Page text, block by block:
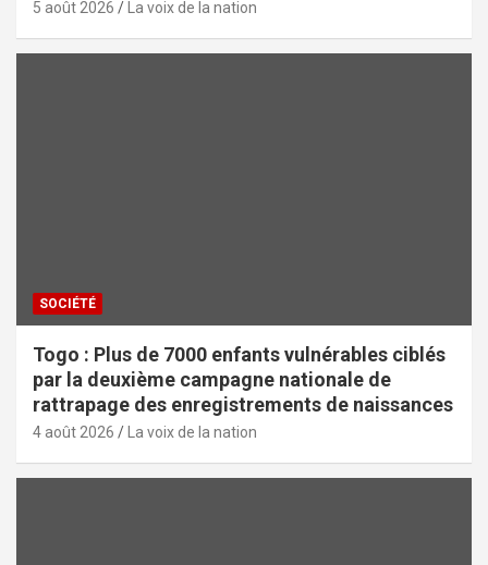
5 août 2026 La voix de la nation
SOCIÉTÉ
Togo : Plus de 7000 enfants vulnérables ciblés
par la deuxième campagne nationale de
rattrapage des enregistrements de naissances
4 août 2026 La voix de la nation